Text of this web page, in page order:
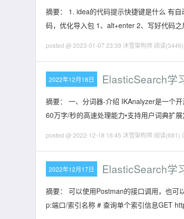
摘要： 1. idea的代码提示快捷键是什么 有
码，优化导入包 1、alt+enter 2、写好代码
posted @ 2023-01-07 23:39 沐雪架构师 阅读(3446)
2022年12月18日 ElasticSearch学
摘要： 一、分词器-介绍 IKAnalyzer是一个
60万字/秒的高速处理能力•支持用户词典扩
posted @ 2022-12-18 16:45 沐雪架构师 阅读(681)
2022年12月17日 ElasticSearch学
摘要： 可以使用Postman的接口调用，也
p:端口/索引名称 # 查询单个索引信息GET